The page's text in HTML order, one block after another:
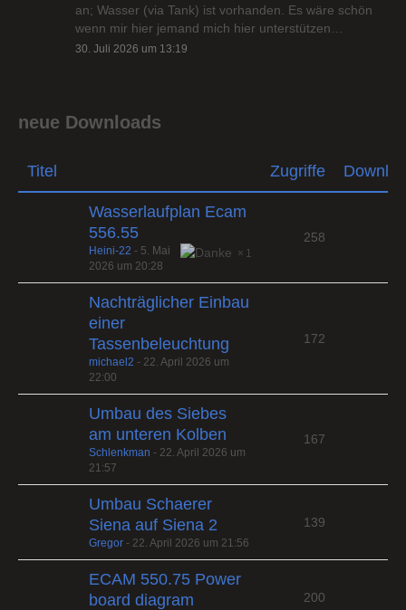
an; Wasser (via Tank) ist vorhanden. Es wäre schön
wenn mir hier jemand mich hier unterstützen…
30. Juli 2026 um 13:19
neue Downloads
Titel Zugriffe
Wasserlaufplan Ecam
556.55
1
Heini-22 - 5. Mai
2026 um 20:28
258
Nachträglicher Einbau
einer
Tassenbeleuchtung
michael2 - 22. April 2026 um
22:00
172
Umbau des Siebes
am unteren Kolben
Schlenkman - 22. April 2026 um
21:57
167
Umbau Schaerer
Siena auf Siena 2
Gregor - 22. April 2026 um 21:56
139
ECAM 550.75 Power
board diagram
200